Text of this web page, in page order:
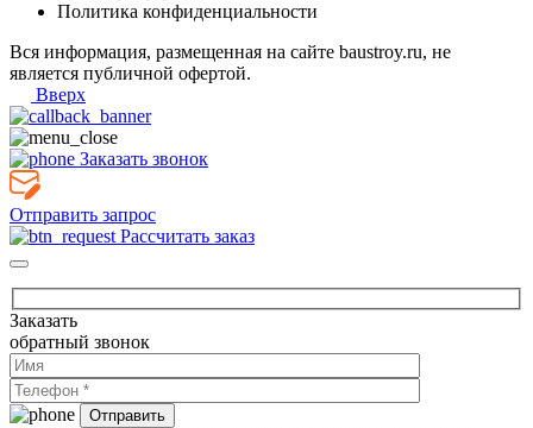
Политика конфиденциальности
Вся информация, размещенная на сайте baustroy.ru, не
является публичной офертой.
Вверх
Заказать звонок
Отправить запрос
Рассчитать заказ
Заказать
обратный звонок